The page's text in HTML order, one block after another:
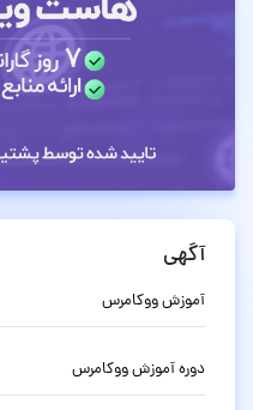
آگهی
آموزش ووکامرس
دوره آموزش ووکامرس